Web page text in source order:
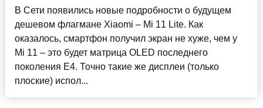
В Сети появились новые подробности о будущем
дешевом флагмане Xiaomi – Mi 11 Lite. Как
оказалось, смартфон получил экран не хуже, чем у
Mi 11 – это будет матрица OLED последнего
поколения E4. Точно такие же дисплеи (только
плоские) испол...